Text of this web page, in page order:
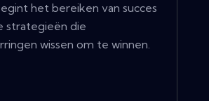
het bereiken van succes
strategieën die
wissen om te winnen.